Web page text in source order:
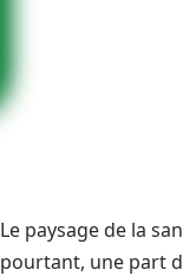
Le paysage de la
pourtant, une part